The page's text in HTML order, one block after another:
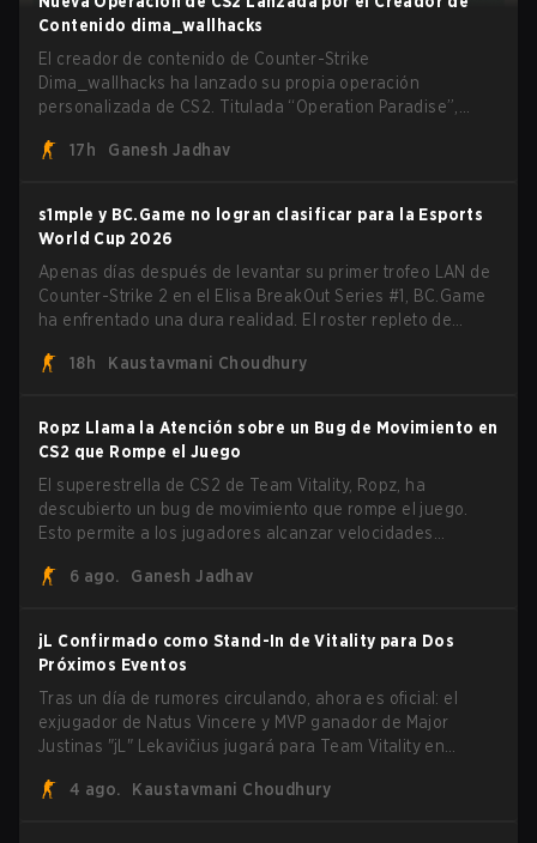
Contenido dima_wallhacks
El creador de contenido de Counter-Strike
Dima_wallhacks ha lanzado su propia operación
personalizada de CS2. Titulada “Operation Paradise”,
misiones, cosméticos y más.
17h Ganesh Jadhav
s1mple y BC.Game no logran clasificar para la Esports
World Cup 2026
Apenas días después de levantar su primer trofeo LAN de
Counter-Strike 2 en el Elisa BreakOut Series #1, BC.Game
ha enfrentado una dura realidad. El roster repleto de
generó impulso, ha sido eliminado de su siguiente salida.
18h Kaustavmani Choudhury
Ropz Llama la Atención sobre un Bug de Movimiento en
CS2 que Rompe el Juego
El superestrella de CS2 de Team Vitality, Ropz, ha
descubierto un bug de movimiento que rompe el juego.
Esto permite a los jugadores alcanzar velocidades
6 ago.
Ganesh Jadhav
jL Confirmado como Stand-In de Vitality para Dos
Próximos Eventos
Tras un día de rumores circulando, ahora es oficial: el
exjugador de Natus Vincere y MVP ganador de Major
Justinas "jL" Lekavičius jugará para Team Vitality en
lituano dio la noticia él mismo en stream, bromeando:
4 ago. Kaustavmani Choudhury